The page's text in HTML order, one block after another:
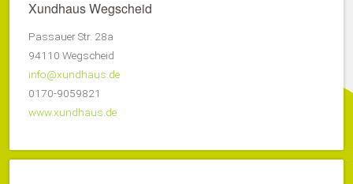
Xundhaus Wegscheid
Passauer Str. 28a
94110 Wegscheid
info@xundhaus.de
0170-9059821
www.xundhaus.de